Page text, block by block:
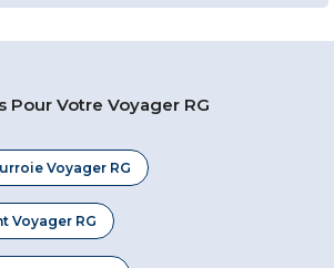
Pour Votre Voyager RG
Voyager RG
Voyager RG